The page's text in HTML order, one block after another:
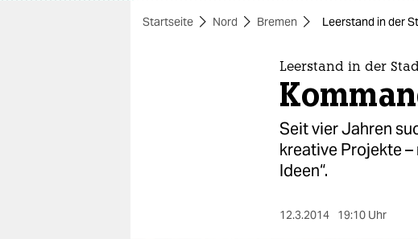
themen
Startseite Nord Bremen Leerstand in der
Leerstand in der
Seit vier Jahren
kreative Projekte
Ideen“.
12.3.2014 19:10 Uhr